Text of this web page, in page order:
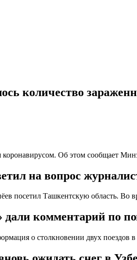
количество
коронавирусом. Об этом сообщает
на вопрос
посетил Ташкентскую область. Во
комментарий по
о столкновении двух